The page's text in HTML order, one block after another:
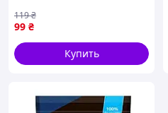
99 ₴
119₴
Купить